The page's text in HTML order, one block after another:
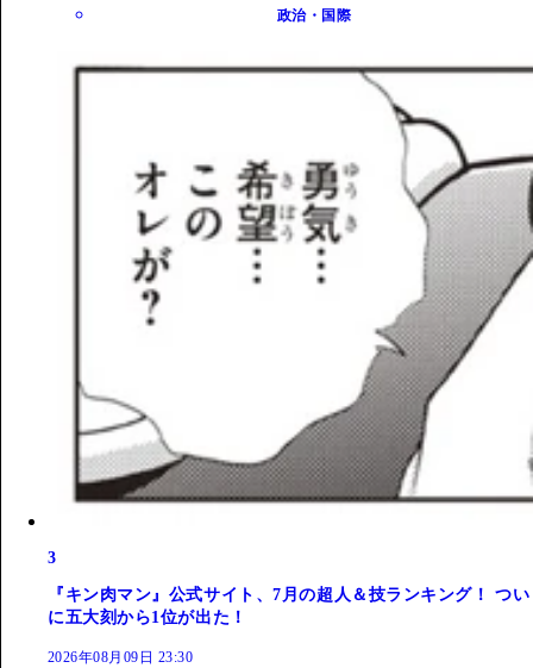
政治・国際
3
『キン肉マン』公式サイト、7月の超人＆技ランキング！ つい
に五大刻から1位が出た！
2026年08月09日 23:30